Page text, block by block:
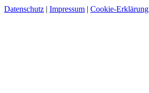
Datenschutz | Impressum | Cookie-Erklärung